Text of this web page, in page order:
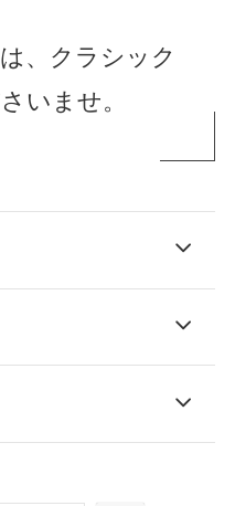
、クラシック
いませ。